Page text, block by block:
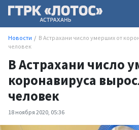
Новости
В Астрахани число умерших от
человек
В Астрахани число
коронавируса
человек
18 ноября 2020, 05:36